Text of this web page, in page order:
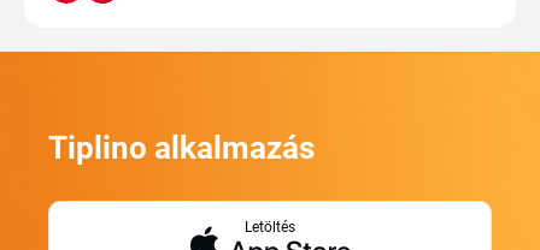
Tiplino alkalmazás
Letöltés